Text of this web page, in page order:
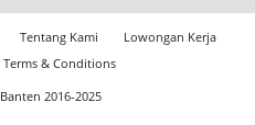
Tentang Kami
Lowongan Kerja
Terms & Conditions
2016-2025